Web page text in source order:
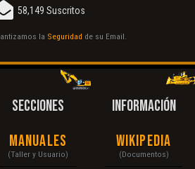
58,149 Suscritos
la Seguridad de su Email.
SECCIONES
Manuales
(Taller y Usuario)
INFORMACIÓN
Wikipedia
(Documentos)